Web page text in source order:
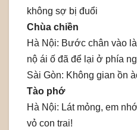
không sợ bị đuổi
Chùa chiền
Hà Nội: Bước chân vào
nộ ái ố đã để lại ở phía
Sài Gòn: Không gian ồn
Tào phớ
Hà Nội: Lát mỏng, em
vỏ con trai!